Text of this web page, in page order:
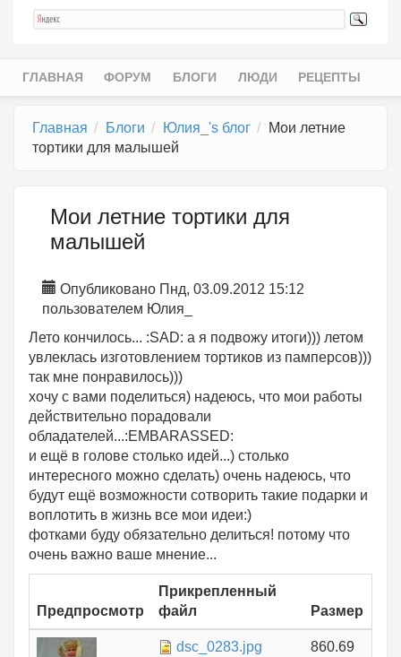
Главное меню
ГЛАВНАЯ ФОРУМ БЛОГИ ЛЮДИ РЕЦЕПТЫ
Главная Блоги Юлия_'s блог
Мои летние
тортики для малышей
Мои летние тортики для
малышей
Опубликовано Пнд, 03.09.2012 15:12
пользователем Юлия_
Лето кончилось... :SAD: а я подвожу итоги))) летом
увлеклась изготовлением тортиков из памперсов)))
так мне понравилось)))
хочу с вами поделиться) надеюсь, что мои работы
действительно порадовали
обладателей...:EMBARASSED:
и ещё в голове столько идей...) столько
интересного можно сделать) очень надеюсь, что
будут ещё возможности сотворить такие подарки и
воплотить в жизнь все мои идеи:)
фотками буду обязательно делиться! потому что
очень важно ваше мнение...
Предпросмотр
Прикрепленный
файл
Размер
dsc_0283.jpg
860.69